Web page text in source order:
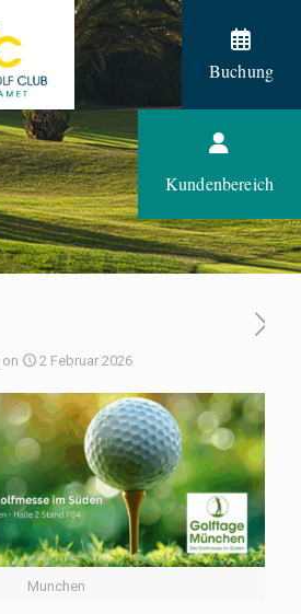
on 2 Februar 2026
Munchen
Buchung
Kundenbereich